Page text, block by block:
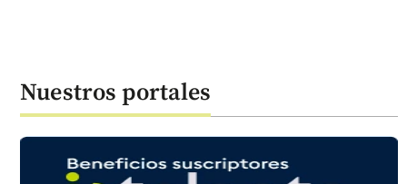
Nuestros portales